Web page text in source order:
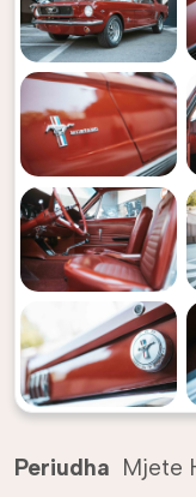
Periudha Mjete